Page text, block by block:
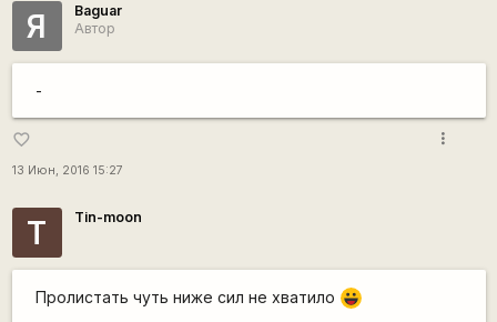
Я
Baguar
Автор
-
favorite_border
13 Июн, 2016 15:27
more_vert
T Tin-moon
Пролистать чуть ниже сил не хватило |-))